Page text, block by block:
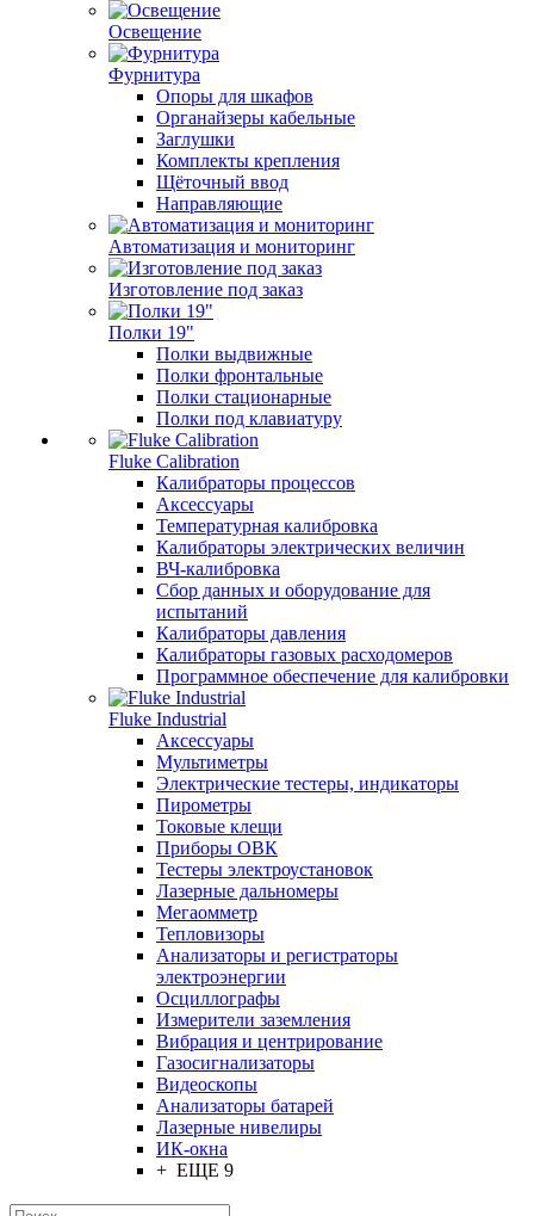
Освещение
Фурнитура
Опоры для шкафов
Органайзеры кабельные
Заглушки
Комплекты крепления
Щёточный ввод
Направляющие
Автоматизация и мониторинг
Изготовление под заказ
Полки 19"
Полки выдвижные
Полки фронтальные
Полки стационарные
Полки под клавиатуру
Fluke Calibration
Калибраторы процессов
Аксессуары
Температурная калибровка
Калибраторы электрических величин
ВЧ-калибровка
Сбор данных и оборудование для
испытаний
Калибраторы давления
Калибраторы газовых расходомеров
Программное обеспечение для калибровки
Fluke Industrial
Аксессуары
Мультиметры
Электрические тестеры, индикаторы
Пирометры
Токовые клещи
Приборы ОВК
Тестеры электроустановок
Лазерные дальномеры
Мегаомметр
Тепловизоры
Анализаторы и регистраторы
электроэнергии
Осциллографы
Измерители заземления
Вибрация и центрирование
Газосигнализаторы
Видеоскопы
Анализаторы батарей
Лазерные нивелиры
ИК-окна
+ ЕЩЕ 9